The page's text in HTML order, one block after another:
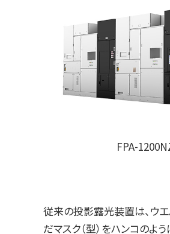
FPA-
従来の投影露光装置は、ウ
だマスク（型）をハンコの